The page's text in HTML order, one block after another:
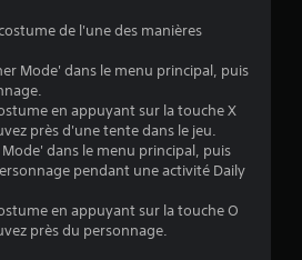
a
t
i
o
de l'une des manières
Mode' dans le menu principal, puis
en appuyant sur la touche X
près d'une tente dans le jeu.
dans le menu principal, puis
pendant une activité Daily
en appuyant sur la touche O
près du personnage.